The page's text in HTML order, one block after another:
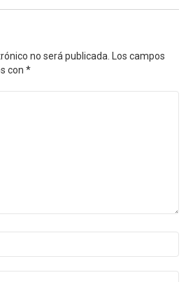
no será publicada.
Los campos
con *